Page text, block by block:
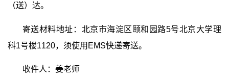
（送）达。
寄送材料地址：北京市海淀区颐和园路5号北京大学理
科1号楼1120，须使用 EMS快递寄送。
收件人：姜老师